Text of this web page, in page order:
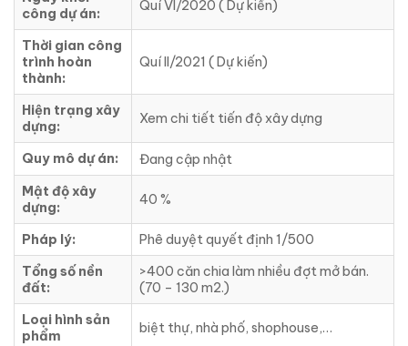
công dự án:
Quí VI/2020 ( Dự kiến)
Thời gian công
trình hoàn
thành:
Quí II/2021 ( Dự kiến)
Hiện trạng xây
dựng:
Xem chi tiết tiến độ xây dựng
Quy mô dự án:
Đang cập nhật
Mật độ xây
dựng:
40 %
Pháp lý:
Phê duyệt quyết định 1/500
Tổng số nền
đất:
>400 căn chia làm nhiều đợt mở bán.
(70 – 130 m2.)
Loại hình sản
phẩm
biệt thự, nhà phố, shophouse,…